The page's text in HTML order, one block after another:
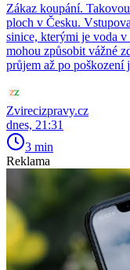
Zákaz koupání.
ploch v Česku.
sinice, kterými je voda
mohou způsobit vážné
průjem až po poškození
Zvirecizpravy.cz
dnes, 21:31
3 min
Reklama